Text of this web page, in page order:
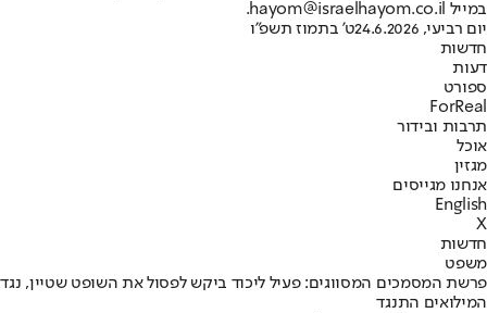
במייל hayom@israelhayom.co.il.
יום רביעי, 24.6.2026
ט' בתמוז תשפ"ו
חדשות
דעות
ספורט
ForReal
תרבות ובידור
אוכל
מגזין
אנחנו מגייסים
English
X
חדשות
משפט
פרשת המסמכים המסווגים: פעיל ליכוד ביקש לפסול את השופט שטיין, נגד
המילואים התנגד